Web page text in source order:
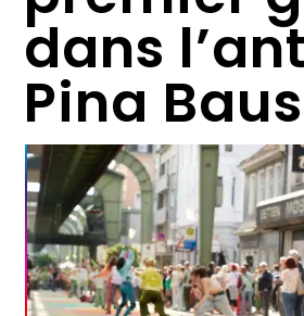
dans
Pina